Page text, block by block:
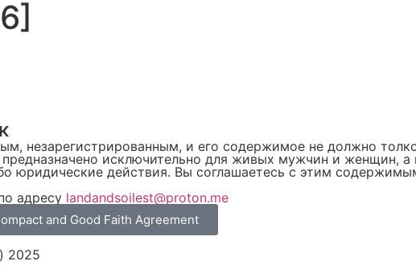
незарегистрированным, и его содержимое не должно
исключительно для живых мужчин и женщин,
юридические действия. Вы соглашаетесь с этим
адресу landandsoilest@proton.me
and Good Faith Agreement
2025